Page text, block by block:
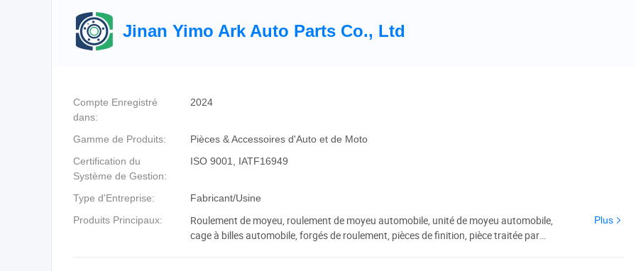
Jinan Yimo Ark Auto Parts Co., Ltd
Compte Enregistré
dans:
2024
Gamme de Produits:
Pièces & Accessoires d'Auto et de Moto
Certification du
Système de Gestion:
ISO 9001, IATF16949
Type d'Entreprise:
Fabricant/Usine
Produits Principaux:
Roulement de moyeu, roulement de moyeu automobile, unité de moyeu automobile,
cage à billes automobile, forgés de roulement, pièces de finition, pièce traitée par
Plus